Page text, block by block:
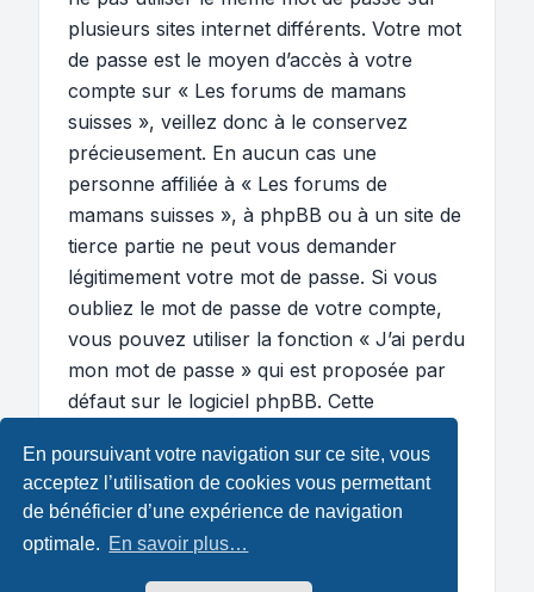
En poursuivant votre navigation sur ce site, vous
acceptez l’utilisation de cookies vous permettant
de bénéficier d’une expérience de navigation
optimale. En savoir plus…
plusieurs sites internet différents. Votre mot
de passe est le moyen d’accès à votre
compte sur « Les forums de mamans
suisses », veillez donc à le conservez
précieusement. En aucun cas une
personne affiliée à « Les forums de
mamans suisses », à phpBB ou à un site de
tierce partie ne peut vous demander
légitimement votre mot de passe. Si vous
oubliez le mot de passe de votre compte,
vous pouvez utiliser la fonction « J’ai perdu
mon mot de passe » qui est proposée par
défaut sur le logiciel phpBB. Cette
votre nom d’utilisateur et votre adresse de
courriel et le logiciel phpBB générera alors
un nouveau mot de passe afin que vous
puissiez reprendre le contrôle de votre